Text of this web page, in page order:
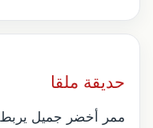
حديقة ملقا
ممر أخضر جميل يربط